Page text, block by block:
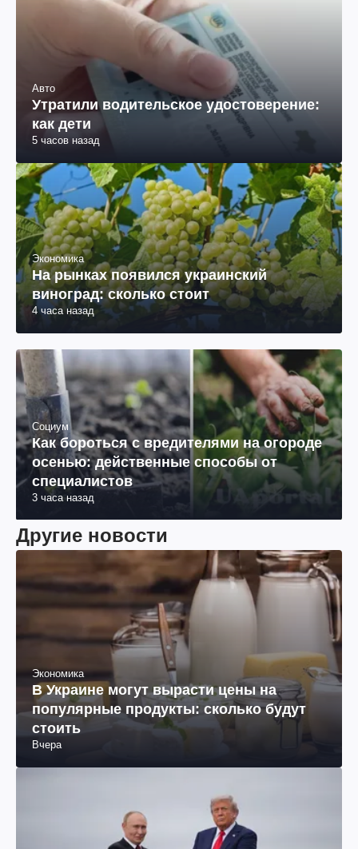
Авто
Утратили водительское удостоверение:
как дети
5 часов назад
Экономика
На рынках появился украинский
виноград: сколько стоит
4 часа назад
Социум
Как бороться с вредителями на огороде
осенью: действенные способы от
специалистов
3 часа назад
Другие новости
Экономика
В Украине могут вырасти цены на
популярные продукты: сколько будут
стоить
Вчера